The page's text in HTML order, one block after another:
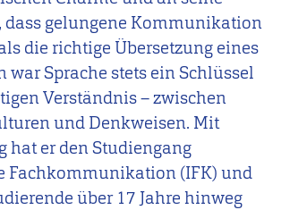
dass gelungene Kommunikation
die richtige Übersetzung eines
war Sprache stets ein Schlüssel
Verständnis – zwischen
und Denkweisen. Mit
hat er den Studiengang
Fachkommunikation (IFK) und
über 17 Jahre hinweg